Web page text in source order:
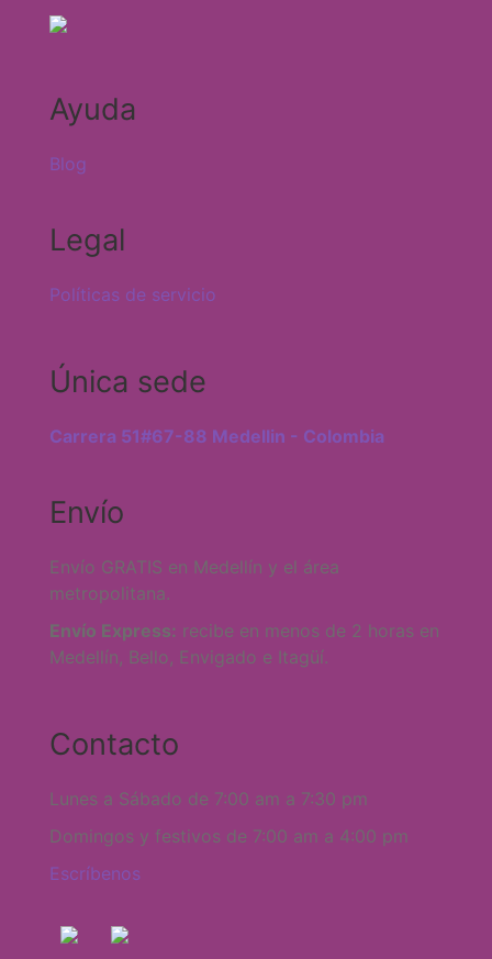
Ayuda
Blog
Legal
Políticas de servicio
Única sede
Carrera 51#67-88 Medellin - Colombia
Envío
Envío GRATIS en Medellín y el área
metropolitana.
Envío Express: recibe en menos de 2 horas en
Medellín, Bello, Envigado e Itagüí.
Contacto
Lunes a Sábado de 7:00 am a 7:30 pm
Domingos y festivos de 7:00 am a 4:00 pm
Escríbenos